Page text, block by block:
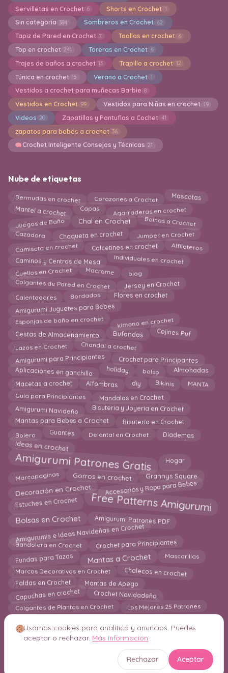
Servilletas en Crochet 6 Shorts en Crochet 1
Sin categoría 384 Sombreros en Crochet 62
Tapiz de Pared en Crochet 7 Toallas en crochet 6
Top en crochet 241 Toreras en Crochet 6
Trajes de baños a crochet 13 Trapillo a crochet 12
Túnica en crochet 15 Verano a Crochet 1
Vestidos a crochet para muñecas Barbie 8
Vestidos en Crochet 99 Vestidos para Niñas en crochet 19
Videos 20 Zapatillas y Pantuflas a Cochet 41
zapatos para bebés a crochet 36
Crochet Inteligente Consejos y Técnicas 21
Nube de etiquetas
Bermudas en crochet Corazones a Crochet Mascotas
Mantel a crochet Capas Agarraderas en crochet
Juegos de Baño Chal en Crochet Boinas a Crochet
Cazadora Chaqueta en crochet Jumper en Crochet
Camiseta en crochet Calcetines en crochet Alfileteros
Caminos y Centros de Mesa Individuales en crochet
Cuellos en Crochet Macrame blog
Colgantes de Pared en Crochet Jersey en Crochet
Calentadores Bordados Flores en crochet
Amigurumi Juguetes para Bebes
Esponjas de baño en crochet kimono en crochet
Cestas de Almacenamiento Bufandas Cojines Puf
Lazos en Crochet Chandal a crochet
Amigurumi para Principiantes Crochet para Principantes
Aplicaciones en ganchillo holiday bolso Almohadas
Macetas a crochet Alfombras diy Bikinis MANTA
Guía para Principiantes Mandalas en Crochet
Amigurumi Navideño Bisuteria y Joyeria en Crochet
Mantas para Bebes a Crochet Bisutería en Crochet
Bolero Guantes Delantal en Crochet Diademas
Ideas en crochet
Amigurumi Patrones Gratis Hogar
Marcapaginas Gorros en crochet Grannys Square
Decoración en Crochet Accesorios y Ropa para Bebes
Estuches en Crochet Free Patterns Amigurumi
Bolsas en Crochet Amigurumi Patrones PDF
Amigurumis e Ideas Navideñas en Crochet
Bandolera en Crochet Crochet para Principiantes
Fundas para Tazas Mantas a Crochet Mascarillas
Marcos Decorativos en Crochet Chalecos en crochet
Faldas en Crochet Mantas de Apego
Capuchas en crochet Crochet Navidadeño
Colgantes de Plantas en Crochet Los Mejores 25 Patrones
© 2026 Crochetisimo. Todos los derechos reservados.
Usamos cookies para analítica y anuncios. Puedes
aceptar o rechazar. Más información
Rechazar Aceptar